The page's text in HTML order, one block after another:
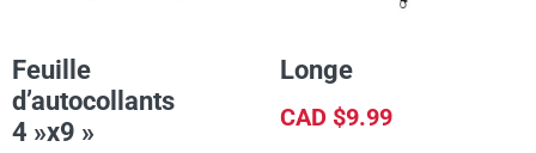
Feuille
d’autocollants
4 »x9 »
Longe
CAD $9.99